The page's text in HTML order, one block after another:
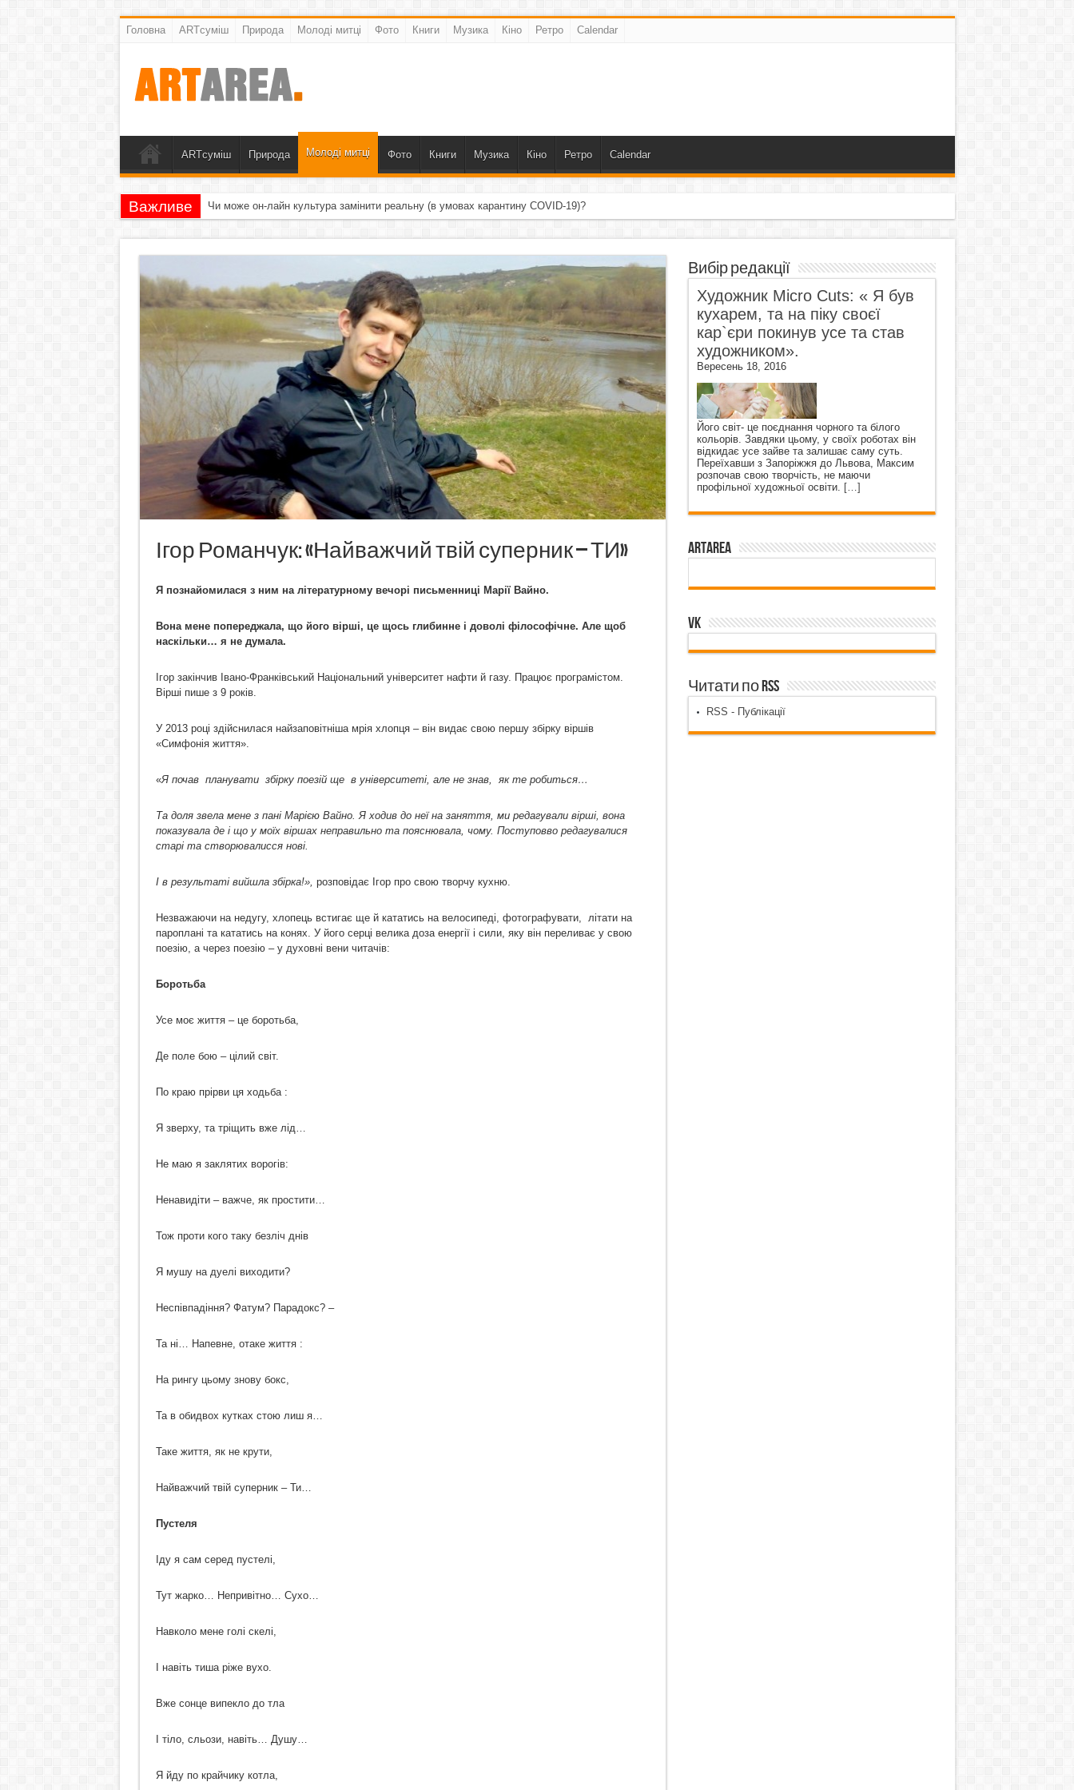
Головна ARTсуміш Природа Молоді митці Фото Книги Музика Кіно Ретро Calendar
ARTсуміш Природа Молоді митці Фото Книги Музика Кіно Ретро Calendar
Важливе Чи може он-лайн культура замінити реальну (в умовах карантину COVID-19)?
Ігор Романчук: «Найважчий твій суперник – ТИ»
Я познайомилася з ним на літературному вечорі письменниці Марії Вайно.
Вона мене попереджала, що його вірші, це щось глибинне і доволі філософічне. Але щоб
наскільки… я не думала.
Ігор закінчив Івано-Франківський Національний університет нафти й газу. Працює програмістом.
Вірші пише з 9 років.
У 2013 році здійснилася найзаповітніша мрія хлопця – він видає свою першу збірку віршів
«Симфонія життя».
«Я почав планувати збірку поезій ще в університеті, але не знав, як те робиться…
Та доля звела мене з пані Марією Вайно. Я ходив до неї на заняття, ми редагували вірші, вона
показувала де і що у моїх віршах неправильно та пояснювала, чому. Поступовво редагувалися
старі та створювалисся нові.
І в результаті вийшла збірка!», розповідає Ігор про свою творчу кухню.
Незважаючи на недугу, хлопець встигає ще й кататись на велосипеді, фотографувати, літати на
пароплані та кататись на конях. У його серці велика доза енергії і сили, яку він переливає у свою
поезію, а через поезію – у духовні вени читачів:
Боротьба
Усе моє життя – це боротьба,
Де поле бою – цілий світ.
По краю прірви ця ходьба :
Я зверху, та тріщить вже лід…
Не маю я заклятих ворогів:
Ненавидіти – важче, як простити…
Тож проти кого таку безліч днів
Я мушу на дуелі виходити?
Неспівпадіння? Фатум? Парадокс? –
Та ні… Напевне, отаке життя :
На рингу цьому знову бокс,
Та в обидвох кутках стою лиш я…
Таке життя, як не крути,
Найважчий твій суперник – Ти…
Пустеля
Іду я сам серед пустелі,
Тут жарко… Непривітно… Сухо…
Навколо мене голі скелі,
І навіть тиша ріже вухо.
Вже сонце випекло до тла
І тіло, сльози, навіть… Душу…
Я йду по крайчику котла,
Вибір редакції
Художник Micro Cuts: « Я був
кухарем, та на піку своєї
кар`єри покинув усе та став
художником».
Вересень 18, 2016
Його світ- це поєднання чорного та білого
кольорів. Завдяки цьому, у своїх роботах він
відкидає усе зайве та залишає саму суть.
Переїхавши з Запоріжжя до Львова, Максим
розпочав свою творчість, не маючи
профільної художньої освіти. […]
ArtArea
VK
Читати по RSS
RSS - Публікації